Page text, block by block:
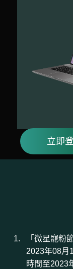
立即
「微星寵粉
2023年08月
時間至2023